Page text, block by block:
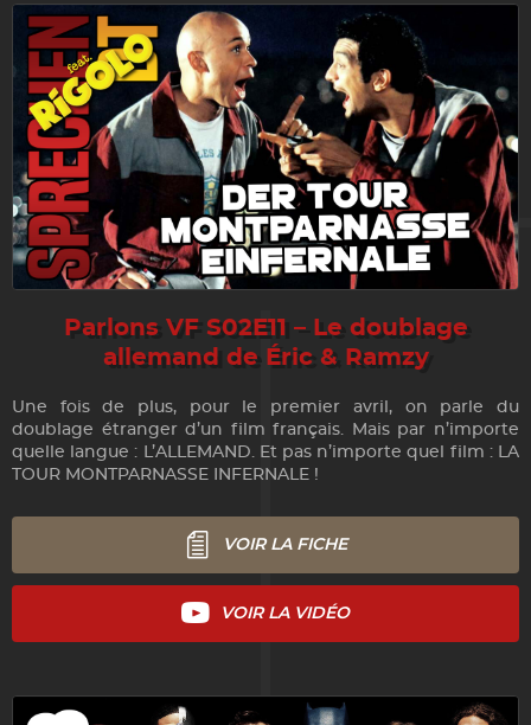
Parlons VF S02E11 – Le doublage
allemand de Éric & Ramzy
Une fois de plus, pour le premier avril, on parle du
doublage étranger d’un film français. Mais par n’importe
quelle langue : L’ALLEMAND. Et pas n’importe quel film : LA
TOUR MONTPARNASSE INFERNALE !
VOIR LA FICHE
VOIR LA VIDÉO